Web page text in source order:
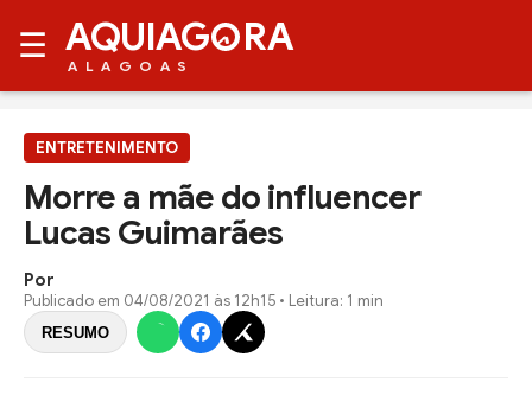
☰ AQUIAG RA
ALAGOAS
ENTRETENIMENTO
Morre a mãe do influencer
Lucas Guimarães
Por
Publicado em 04/08/2021 às 12h15 • Leitura: 1 min
RESUMO